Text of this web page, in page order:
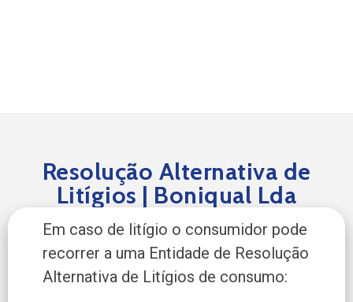
Resolução Alternativa de
Litígios | Boniqual Lda
Em caso de litígio o consumidor pode
recorrer a uma Entidade de Resolução
Alternativa de Litígios de consumo: